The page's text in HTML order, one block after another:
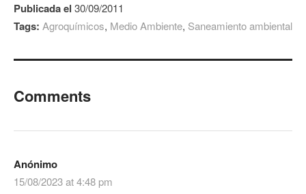
Publicada el 30/09/2011
Tags: Agroquímicos, Medio Ambiente, Saneamiento ambiental
Comments
Anónimo
15/08/2023 at 4:48 pm